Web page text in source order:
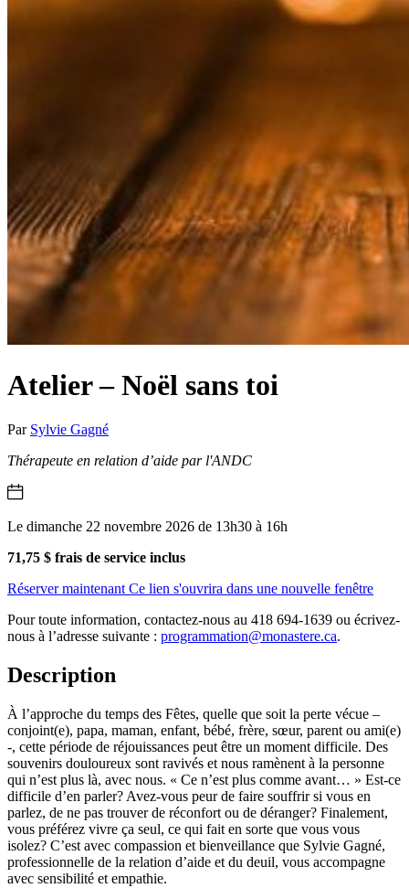
Atelier – Noël sans toi
Par Sylvie Gagné
Thérapeute en relation d’aide par l'ANDC
Le dimanche 22 novembre 2026 de 13h30 à 16h
71,75 $ frais de service inclus
Réserver maintenant Ce lien s'ouvrira dans une nouvelle fenêtre
Pour toute information, contactez-nous au 418 694-1639 ou écrivez-
nous à l’adresse suivante : programmation@monastere.ca.
Description
À l’approche du temps des Fêtes, quelle que soit la perte vécue –
conjoint(e), papa, maman, enfant, bébé, frère, sœur, parent ou ami(e)
-, cette période de réjouissances peut être un moment difficile. Des
souvenirs douloureux sont ravivés et nous ramènent à la personne
qui n’est plus là, avec nous. « Ce n’est plus comme avant… » Est-ce
difficile d’en parler? Avez-vous peur de faire souffrir si vous en
parlez, de ne pas trouver de réconfort ou de déranger? Finalement,
vous préférez vivre ça seul, ce qui fait en sorte que vous vous
isolez? C’est avec compassion et bienveillance que Sylvie Gagné,
professionnelle de la relation d’aide et du deuil, vous accompagne
avec sensibilité et empathie.